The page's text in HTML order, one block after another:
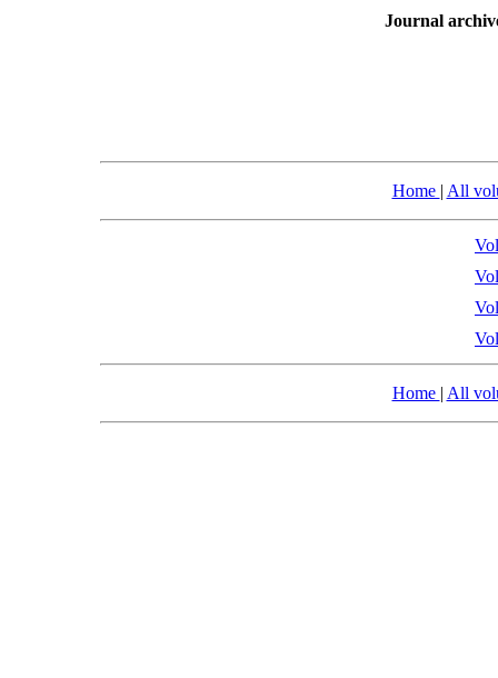
Journal
Home | All
Home | All